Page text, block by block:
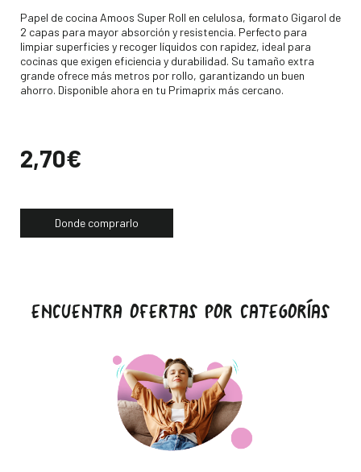
Descripción
Papel de cocina Amoos Super Roll en celulosa, formato Gigarol de
2 capas para mayor absorción y resistencia. Perfecto para
limpiar superficies y recoger líquidos con rapidez, ideal para
cocinas que exigen eficiencia y durabilidad. Su tamaño extra
grande ofrece más metros por rollo, garantizando un buen
ahorro. Disponible ahora en tu Primaprix más cercano.
Precio
2,70€
Donde comprarlo
ENCUENTRA OFERTAS POR CATEGORÍAS